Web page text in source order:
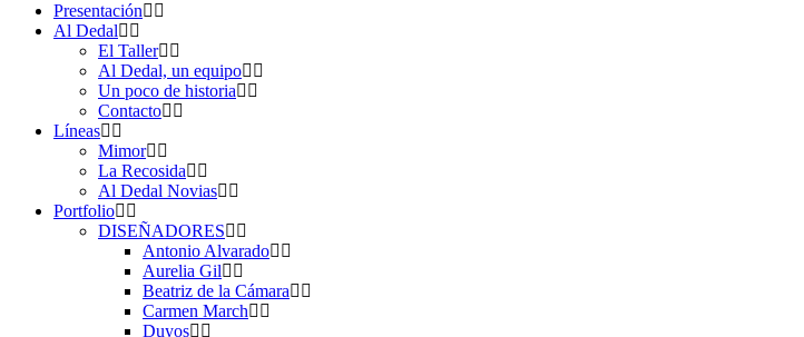
Presentación
Al Dedal
El Taller
Al Dedal, un equipo
Un poco de historia
Contacto
Líneas
Mimor
La Recosida
Al Dedal Novias
Portfolio
DISEÑADORES
Antonio Alvarado
Aurelia Gil
Beatriz de la Cámara
Carmen March
Duyos